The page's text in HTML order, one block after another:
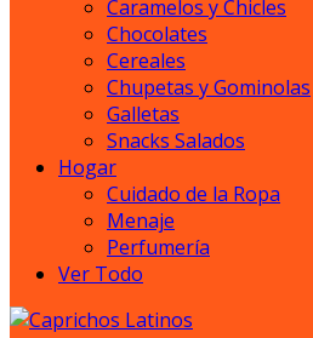
Caramelos y Chicles
Chocolates
Cereales
Chupetas y Gominolas
Galletas
Snacks Salados
Hogar
Cuidado de la Ropa
Menaje
Perfumería
Ver Todo